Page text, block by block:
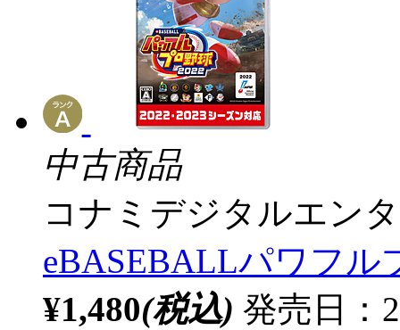
中古商品
コナミデジタルエン
eBASEBALLパワフル
¥1,480(税込) 発売日：